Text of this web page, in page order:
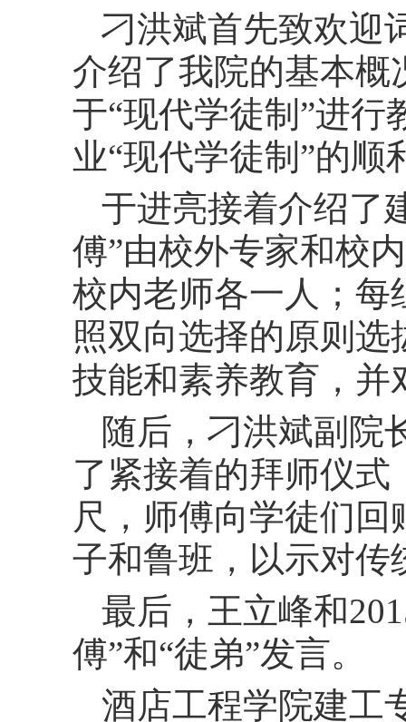
刁洪斌首先致欢迎
介绍了我院的基本
于“现代学徒制”进
业“现代学徒制”的顺
于进亮接着介绍了
傅”由校外专家和校
校内老师各一人；每
照双向选择的原则选
技能和素养教育，并
随后，刁洪斌副院
了紧接着的拜师仪式
尺，师傅向学徒们
子和鲁班，以示对传
最后，王立峰和
傅”和“徒弟”发言。
酒店工程学院建工